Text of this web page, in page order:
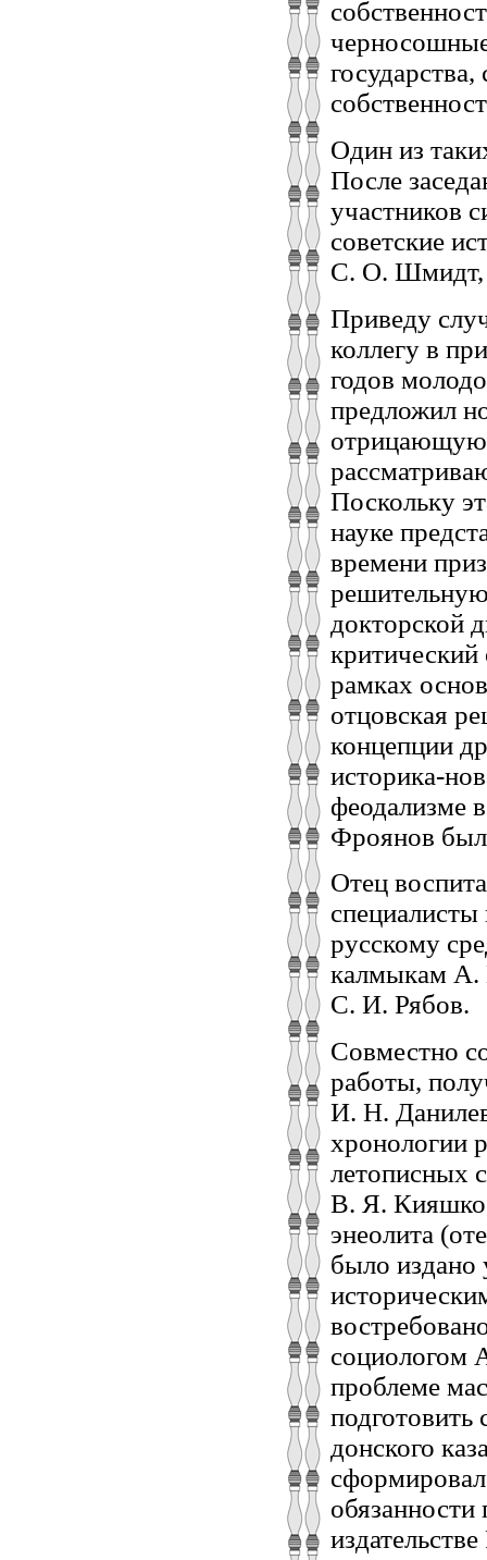
черносошные
Один из
После
участников
советские
С. О. Шмидт,
Приведу
коллегу в
годов
предложил
отрицающую
Поскольку
науке
времени
докторской
критический
рамках
отцовская
концепции
историка-
феодализме
Фроянов был
Отец
русскому
калмыкам А.
С. И. Рябов.
Совместно
работы,
И. Н.
хронологии
летописных
В. Я.
энеолита
было издано
социологом
проблеме
донского